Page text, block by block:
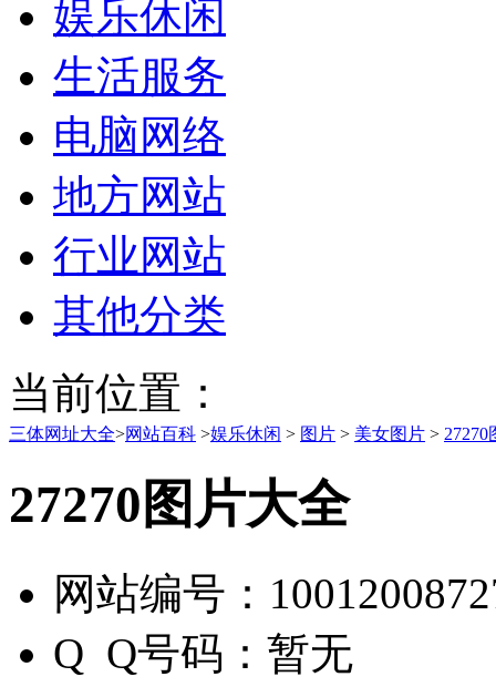
娱乐休闲
生活服务
电脑网络
地方网站
行业网站
其他分类
当前位置：
三体网址大全>网站百科 >娱乐休闲 > 图片 > 美女图片 > 27270
27270图片大全
网站编号：
Q Q号码： 暂无